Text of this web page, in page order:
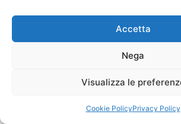
Accetta
Nega
Visualizza le
Cookie PolicyPrivacy Policy
Via San Marco 23,
Privacy Policy &